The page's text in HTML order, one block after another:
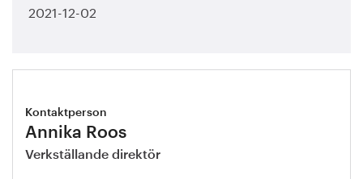
2021-12-02
Kontaktperson
Annika Roos
Verkställande direktör